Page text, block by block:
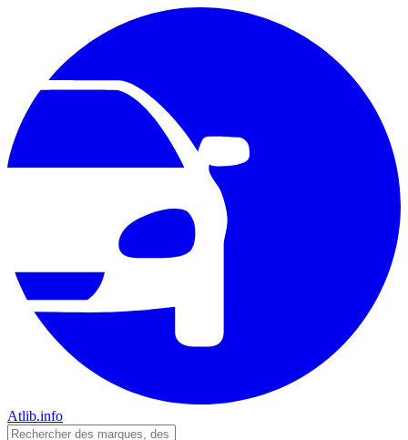
Atlib.info